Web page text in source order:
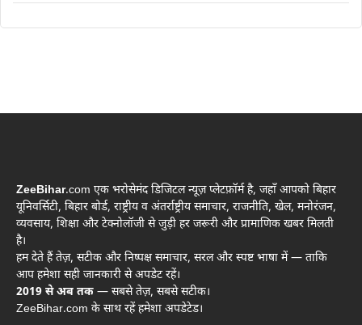
ZeeBihar.com एक भरोसेमंद डिजिटल न्यूज़ प्लेटफ़ॉर्म है, जहाँ आपको बिहार
यूनिवर्सिटी, बिहार बोर्ड, राष्ट्रीय व अंतर्राष्ट्रीय समाचार, राजनीति, खेल, मनोरंजन,
व्यवसाय, शिक्षा और टेक्नोलॉजी से जुड़ी हर जरूरी और प्रामाणिक खबर मिलती
है।
हम देते हैं तेज़, सटीक और निष्पक्ष समाचार, सरल और स्पष्ट भाषा में — ताकि
आप हमेशा सही जानकारी से अपडेट रहें।
2019 से अब तक — सबसे तेज़, सबसे सटीक।
ZeeBihar.com के साथ रहें हमेशा अपडेटेड।